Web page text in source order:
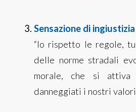
Sensazione di ingiustizia
“Io rispetto le regole, tu
delle norme stradali
morale, che si attiva
danneggiati i nostri